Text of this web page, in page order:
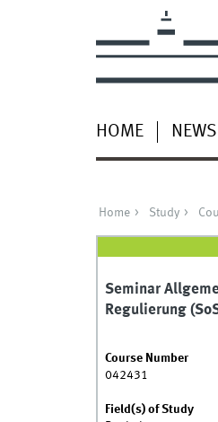
HOME NEWS
Home Study
Seminar
Regulierung
Course Number
042431
Field(s) of Study